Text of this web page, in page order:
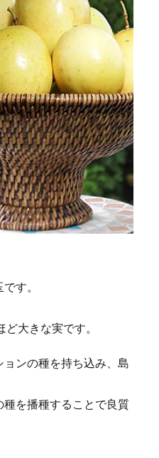
す。
大きな実です。
ンの種を持ち込み、島
を播種することで良質